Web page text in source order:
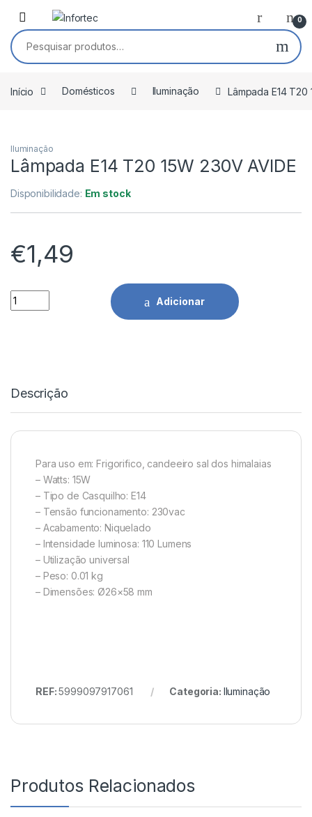
Saltar para navegação
Pular para o conteúdo
0
Pesquisar por:
Início Domésticos Iluminação Lâmpada E14 T20
Iluminação
Lâmpada E14 T20 15W 230V AVIDE
Disponibilidade: Em stock
€1,49
Lâmpada E14 T20 15W 230V AVIDE quantidade
Adicionar
Descrição
Para uso em: Frigorifico, candeeiro sal dos himalaias
– Watts: 15W
– Tipo de Casquilho: E14
– Tensão funcionamento: 230vac
– Acabamento: Niquelado
– Intensidade luminosa: 110 Lumens
– Utilização universal
– Peso: 0.01 kg
– Dimensões: Ø26×58 mm
REF:5999097917061 Categoria: Iluminação
Produtos Relacionados